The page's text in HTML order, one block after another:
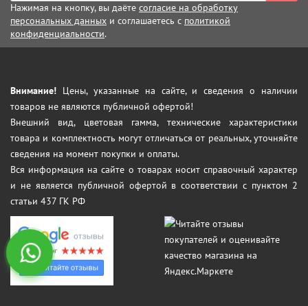
Нажимая на кнопку, вы даёте согласие на обработку
персональных данных и соглашаетесь с политикой
конфиденциальности.
Внимание! Цены, указанные на сайте, и сведения о наличии
товаров не являются публичной офертой!
Внешний вид, цветовая гамма, технические характеристики
товара и комплектность могут отличаться от реальных, уточняйте
сведения на момент покупки и оплаты.
Вся информация на сайте о товарах носит справочный характер
и не является публичной офертой в соответствии с пунктом 2
статьи 437 ГК РФ